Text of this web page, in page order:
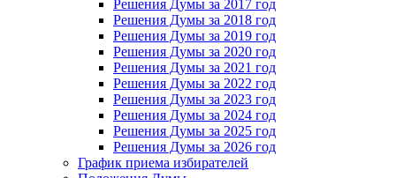
Решения Думы за 2017 год
Решения Думы за 2018 год
Решения Думы за 2019 год
Решения Думы за 2020 год
Решения Думы за 2021 год
Решения Думы за 2022 год
Решения Думы за 2023 год
Решения Думы за 2024 год
Решения Думы за 2025 год
Решения Думы за 2026 год
График приема избирателей